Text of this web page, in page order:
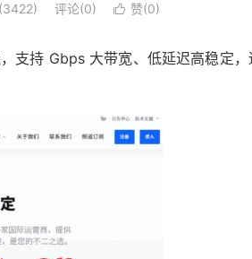
评论(0)  赞(0)
支持 Gbps 大带宽、低延迟高稳定，